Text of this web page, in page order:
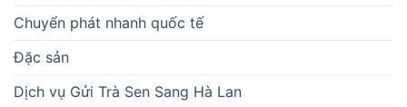
Chuyển phát nhanh quốc tế
Đặc sản
Dịch vụ Gửi Trà Sen Sang Hà Lan